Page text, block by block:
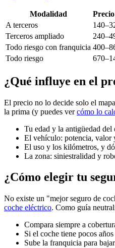
Modalidad
A terceros
Terceros ampliado
Todo riesgo con franquicia
Todo riesgo
¿Qué influye en el
El precio no lo decide solo el
la prima (y puedes vercómo lo
Tu edad y la antigüedad
El vehículo: potencia, valor
El uso y los kilómetros, y
La zona: siniestralidad y
¿Cómo elegir tu
No existe un "mejor seguro de
coche eléctrico. Como guía
Compara siempre a
Si el coche tiene pocos
Sube la franquicia para